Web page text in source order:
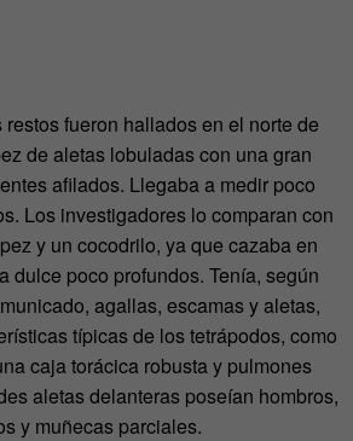
restos fueron hallados en el norte de
de aletas lobuladas con una gran
afilados. Llegaba a medir poco
Los investigadores lo comparan con
y un cocodrilo, ya que cazaba en
dulce poco profundos. Tenía, según
agallas, escamas y aletas,
típicas de los tetrápodos, como
caja torácica robusta y pulmones
aletas delanteras poseían hombros,
y muñecas parciales.